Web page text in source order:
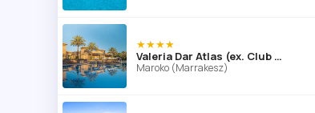
★★★★
Valeria Dar Atlas (ex. Club Dar Atlas)
Maroko (Marrakesz)